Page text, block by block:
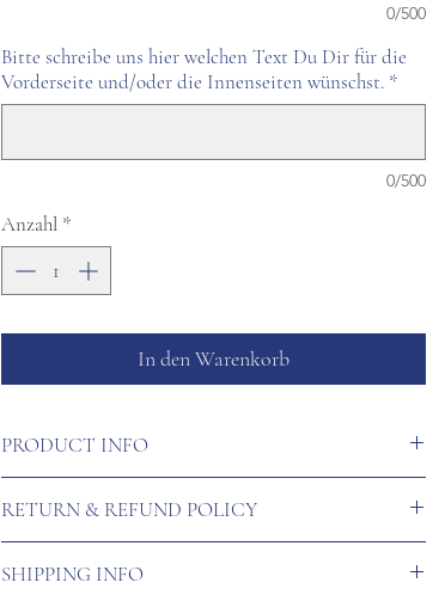
0/500
Bitte schreibe uns hier welchen Text Du Dir für die
Vorderseite und/oder die Innenseiten wünschst. *
0/500
Anzahl *
In den Warenkorb
PRODUCT INFO
gedruckt auf Designkarton (matt, reinweiß,
Seidenfutter.
RETURN & REFUND POLICY
werden.
SHIPPING INFO